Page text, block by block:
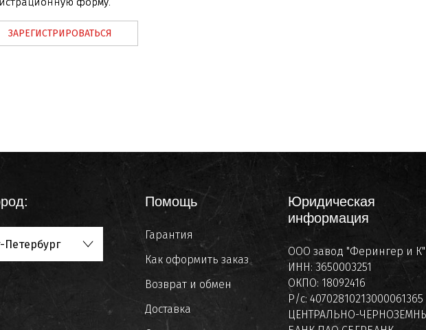
ЗАРЕГИСТРИРОВАТЬСЯ
Петербург
Помощь
Гарантия
Как оформить заказ
Возврат и обмен
Доставка
Юридическая
информация
ООО завод "Ферингер и К"
ИНН: 3650003251
ОКПО: 18092416
Р/с: 40702810213000061365
ЦЕНТРАЛЬНО-